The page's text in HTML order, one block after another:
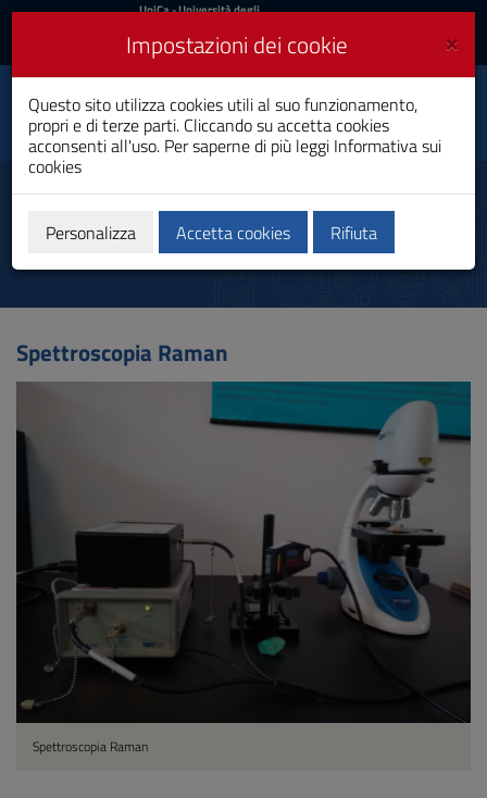
Vai
al
navigazione
sito
al
Footer
UniCa
Accedi
UniCa- Università degli
Accedi UniCA News
Toggle
navigation
Centro Servizi di Ateneo
per la Ricerca (CeSAR)
Spettroscopia Raman
Spettroscopia Raman
Spettroscopia Raman
×
Impostazioni dei cookie
Questo sito utilizza cookies utili al suo funzionamento,
propri e di terze parti. Cliccando su accetta cookies
acconsenti all'uso. Per saperne di più leggi Informativa sui
cookies
Personalizza Accetta cookies Rifiuta